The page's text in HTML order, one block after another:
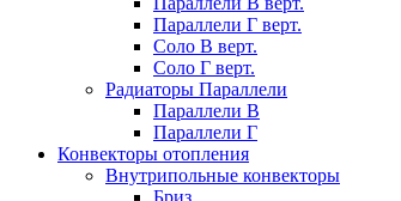
Параллели Г верт.
Соло В верт.
Соло Г верт.
Радиаторы Параллели
Параллели В
Параллели Г
Конвекторы отопления
Внутрипольные конвекторы
Бриз